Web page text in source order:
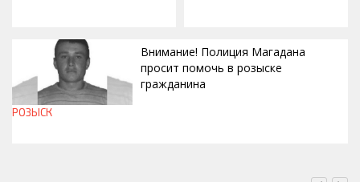
Внимание! Полиция Магадана
просит помочь в розыске
гражданина
РОЗЫСК